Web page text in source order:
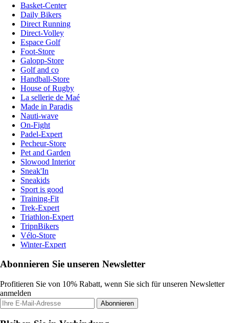
Basket-Center
Daily Bikers
Direct Running
Direct-Volley
Espace Golf
Foot-Store
Galopp-Store
Golf and co
Handball-Store
House of Rugby
La sellerie de Maé
Made in Paradis
Nauti-wave
On-Fight
Padel-Expert
Pecheur-Store
Pet and Garden
Slowood Interior
Sneak'In
Sneakids
Sport is good
Training-Fit
Trek-Expert
Triathlon-Expert
TripnBikers
Vélo-Store
Winter-Expert
Abonnieren Sie unseren Newsletter
Profitieren Sie von 10% Rabatt, wenn Sie sich für unseren Newsletter
anmelden
Abonnieren